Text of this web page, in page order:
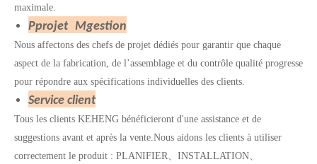
maximale.
Pprojet Mgestion
Nous affectons des chefs de projet dédiés pour garantir que chaque
aspect de la fabrication, de l’assemblage et du contrôle qualité progresse
pour répondre aux spécifications individuelles des clients.
Service client
Tous les clients KEHENG bénéficieront d'une assistance et de
suggestions avant et après la vente.Nous aidons les clients à utiliser
correctement le produit : PLANIFIER
INSTALLATION